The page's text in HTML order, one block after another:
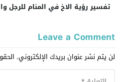
تفسير رؤية الاخ في المنام للرجل
Leave a Comment
لن يتم نشر عنوان بريدك الإلكتروني.